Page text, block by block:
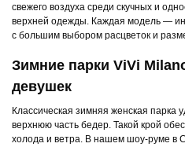
свежего воздуха среди скучных и
верхней одежды. Каждая модель —
с большим выбором расцветок и
Зимние парки ViVi
девушек
Классическая зимняя женская парка
верхнюю часть бедер. Такой крой
холода и ветра. В нашем шоу-руме в